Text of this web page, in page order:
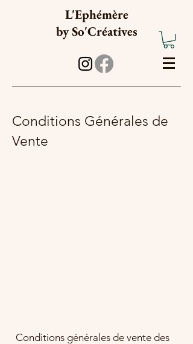
L'Ephémère
bySo'Créatives
Conditions Générales de
Vente
Conditions générales de vente des